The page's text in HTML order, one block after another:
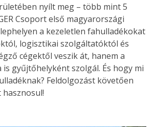
nyílt meg – több mint 5
Csoport első magyarországi
a kezeletlen fahulladékokat
logisztikai szolgáltatóktól és
cégektől veszik át, hanem a
is gyűjtőhelyként szolgál. És hogy mi
Feldolgozást követően